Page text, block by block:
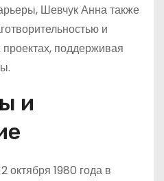
Шевчук Анна также
и
поддерживая
и
октября 1980 года в